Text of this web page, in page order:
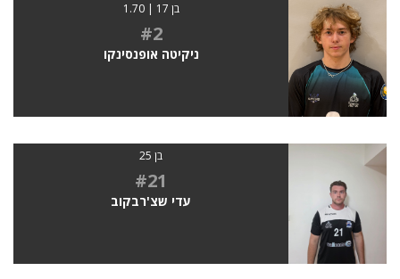
בן 17 | 1.70
#2
ניקיטה אופנסינקו
בן 25
#21
עדי שצ'רבקוב